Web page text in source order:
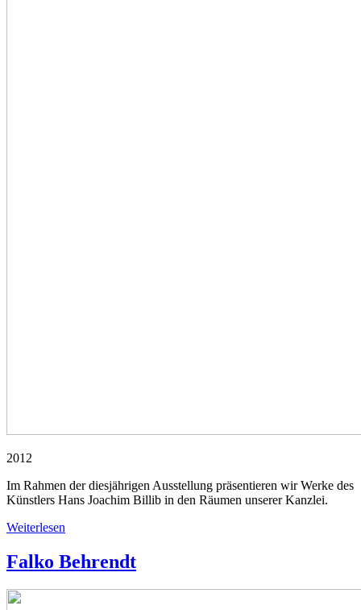
2012
Im Rahmen der diesjährigen Ausstellung präsentieren wir Werke des
Künstlers Hans Joachim Billib in den Räumen unserer Kanzlei.
Weiterlesen
Falko Behrendt